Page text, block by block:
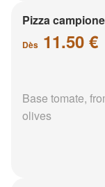
Pizza
Dès 11.50 €
Base tomate,
olives